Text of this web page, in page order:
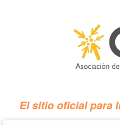
El sitio oficial para